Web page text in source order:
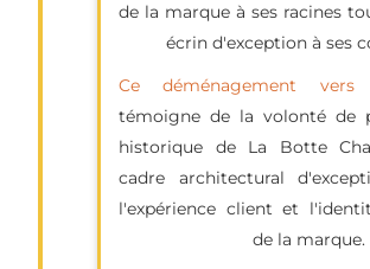
de la marque à ses racines
écrin d'exception à ses
Ce déménagement vers
témoigne de la volonté de
historique de La Botte
cadre architectural
l'expérience client et
de la marque.